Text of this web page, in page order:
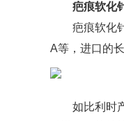
疤痕软化
疤痕软化
A等，进口的长
如比利时